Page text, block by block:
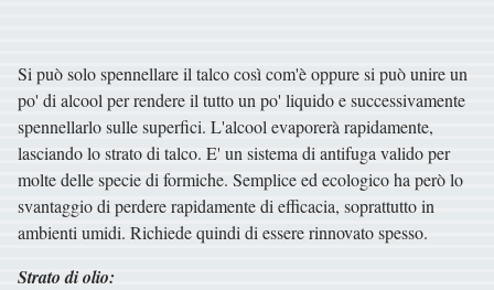
Si può solo spennellare il talco così com'è oppure si può unire un
po' di alcool per rendere il tutto un po' liquido e successivamente
spennellarlo sulle superfici. L'alcool evaporerà rapidamente,
lasciando lo strato di talco. E' un sistema di antifuga valido per
molte delle specie di formiche. Semplice ed ecologico ha però lo
svantaggio di perdere rapidamente di efficacia, soprattutto in
ambienti umidi. Richiede quindi di essere rinnovato spesso.
Strato di olio: